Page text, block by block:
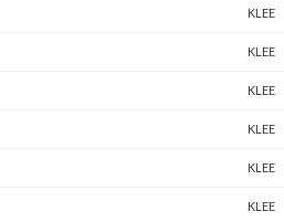
KLEE
KLEE
KLEE
KLEE
KLEE
KLEE